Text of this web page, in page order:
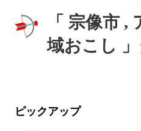
「 宗像市 ,
域おこし
ピックアップ